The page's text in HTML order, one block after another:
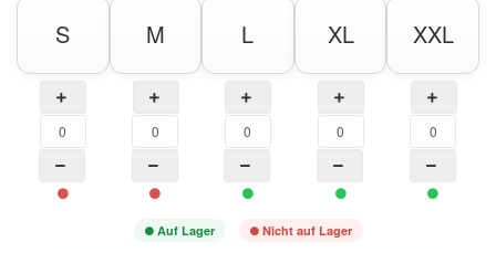
S M L XL XXL
Auf Lager Nicht auf Lager